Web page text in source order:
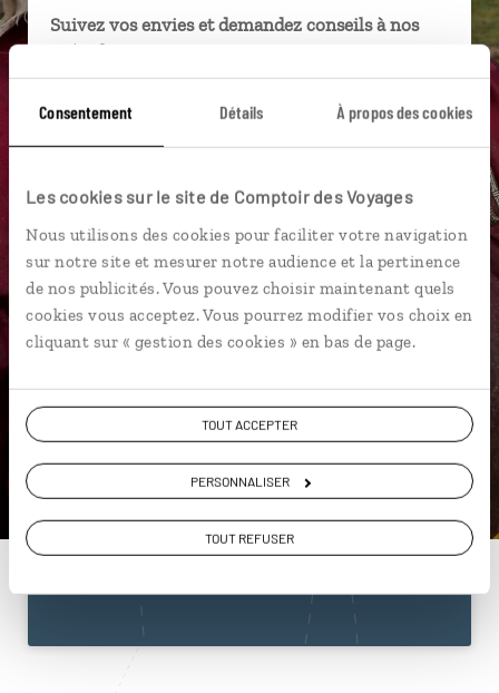
Consentement Détails À propos des cookies
Les cookies sur le site de Comptoir des Voyages
Nous utilisons des cookies pour faciliter votre navigation
sur notre site et mesurer notre audience et la pertinence
de nos publicités. Vous pouvez choisir maintenant quels
cookies vous acceptez. Vous pourrez modifier vos choix en
cliquant sur « gestion des cookies » en bas de page.
TOUT ACCEPTER
PERSONNALISER
TOUT REFUSER
Suivez vos envies et demandez conseils à nos
spécialistes
Ils sauront organiser votre itinéraire au plus
près de vos envies et de la réalité du pays.
connectés en agence, mais aussi par email ou
Vous gardez le même interlocuteur avant,
pendant et après votre voyage.
Construisez votre voyage avec un spécialiste Mongolie
01 84 79 12 01